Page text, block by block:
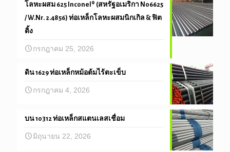
โลหะผสม 625 Inconel® (สหรัฐอเมริกา N06625
/ W.Nr. 2.4856) ท่อเหล็กโลหะผสมนิกเกิล & ฟิต
ติ้ง
กรกฎาคม 25, 2026
ดิน 1629 ท่อเหล็กหม้อต้มไร้ตะเข็บ
กรกฎาคม 4, 2026
บน 10312 ท่อเหล็กสแตนเลสเชื่อม
มิถุนายน 22, 2026